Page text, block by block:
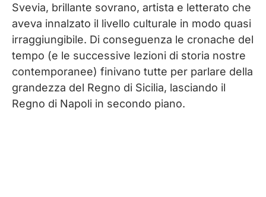
Svevia, brillante sovrano, artista e letterato che
aveva innalzato il livello culturale in modo quasi
irraggiungibile. Di conseguenza le cronache del
tempo (e le successive lezioni di storia nostre
contemporanee) finivano tutte per parlare della
grandezza del Regno di Sicilia, lasciando il
Regno di Napoli in secondo piano.